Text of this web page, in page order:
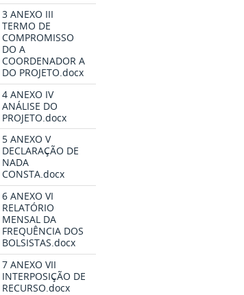
3 ANEXO III
TERMO DE
COMPROMISSO
DO A
COORDENADOR A
DO PROJETO.docx
4 ANEXO IV
ANÁLISE DO
PROJETO.docx
5 ANEXO V
DECLARAÇÃO DE
NADA
CONSTA.docx
6 ANEXO VI
RELATÓRIO
MENSAL DA
FREQUÊNCIA DOS
BOLSISTAS.docx
7 ANEXO VII
INTERPOSIÇÃO DE
RECURSO.docx